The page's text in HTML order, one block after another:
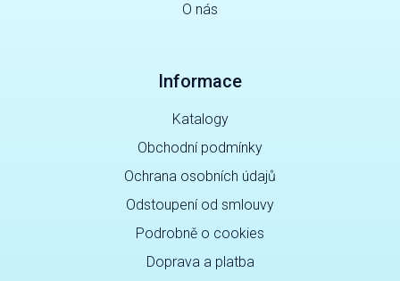
O nás
Informace
Katalogy
Obchodní podmínky
Ochrana osobních údajů
Odstoupení od smlouvy
Podrobně o cookies
Doprava a platba